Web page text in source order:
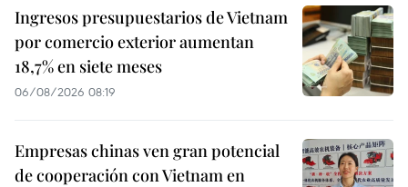
Ingresos presupuestarios de Vietnam
por comercio exterior aumentan
18,7% en siete meses
06/08/2026 08:19
Empresas chinas ven gran potencial
de cooperación con Vietnam en